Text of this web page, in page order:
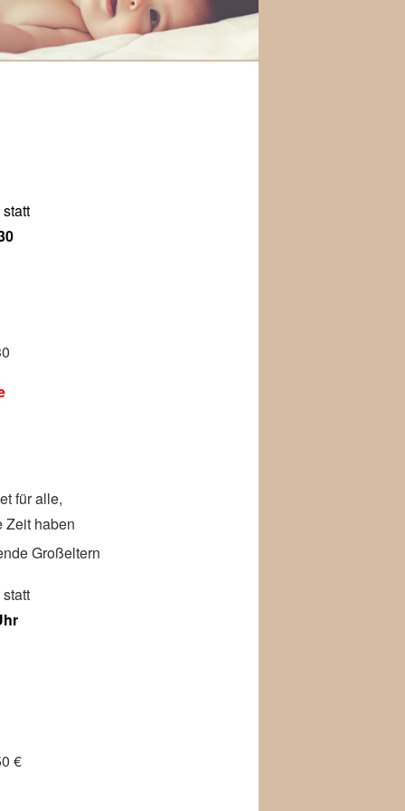
für alle,
Zeit haben
Großeltern
€